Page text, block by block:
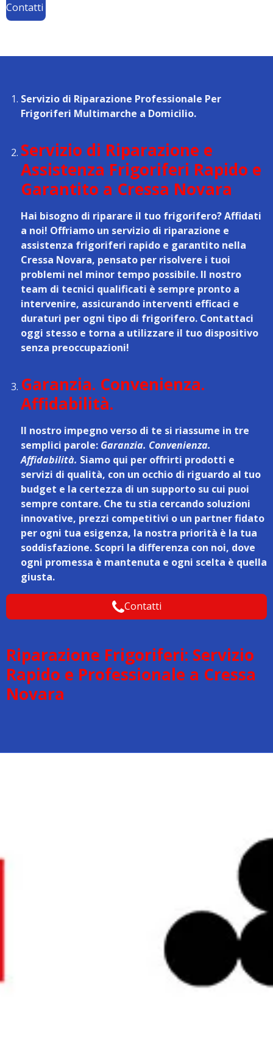
Contatti
Servizio di Riparazione Professionale Per
Frigoriferi Multimarche a Domicilio.
Servizio di Riparazione e
Assistenza Frigoriferi Rapido e
Garantito a Cressa Novara
Hai bisogno di riparare il tuo frigorifero? Affidati
a noi! Offriamo un servizio di riparazione e
assistenza frigoriferi rapido e garantito nella
Cressa Novara, pensato per risolvere i tuoi
problemi nel minor tempo possibile. Il nostro
team di tecnici qualificati è sempre pronto a
intervenire, assicurando interventi efficaci e
duraturi per ogni tipo di frigorifero. Contattaci
oggi stesso e torna a utilizzare il tuo dispositivo
senza preoccupazioni!
Garanzia. Convenienza.
Affidabilità.
Il nostro impegno verso di te si riassume in tre
semplici parole: Garanzia. Convenienza.
Affidabilità. Siamo qui per offrirti prodotti e
servizi di qualità, con un occhio di riguardo al tuo
budget e la certezza di un supporto su cui puoi
sempre contare. Che tu stia cercando soluzioni
innovative, prezzi competitivi o un partner fidato
per ogni tua esigenza, la nostra priorità è la tua
soddisfazione. Scopri la differenza con noi, dove
ogni promessa è mantenuta e ogni scelta è quella
giusta.
Contatti
Riparazione Frigoriferi: Servizio
Rapido e Professionale a Cressa
Novara